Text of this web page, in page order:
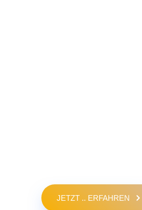
JETZT .. ERFAHREN